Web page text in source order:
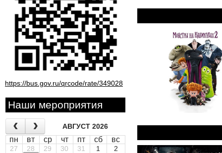
https://bus.gov.ru/qrcode/rate/349028
Наши мероприятия
АВГУСТ 2026
пн вт ср чт пт сб вс
27 28 29 30 31 1 2